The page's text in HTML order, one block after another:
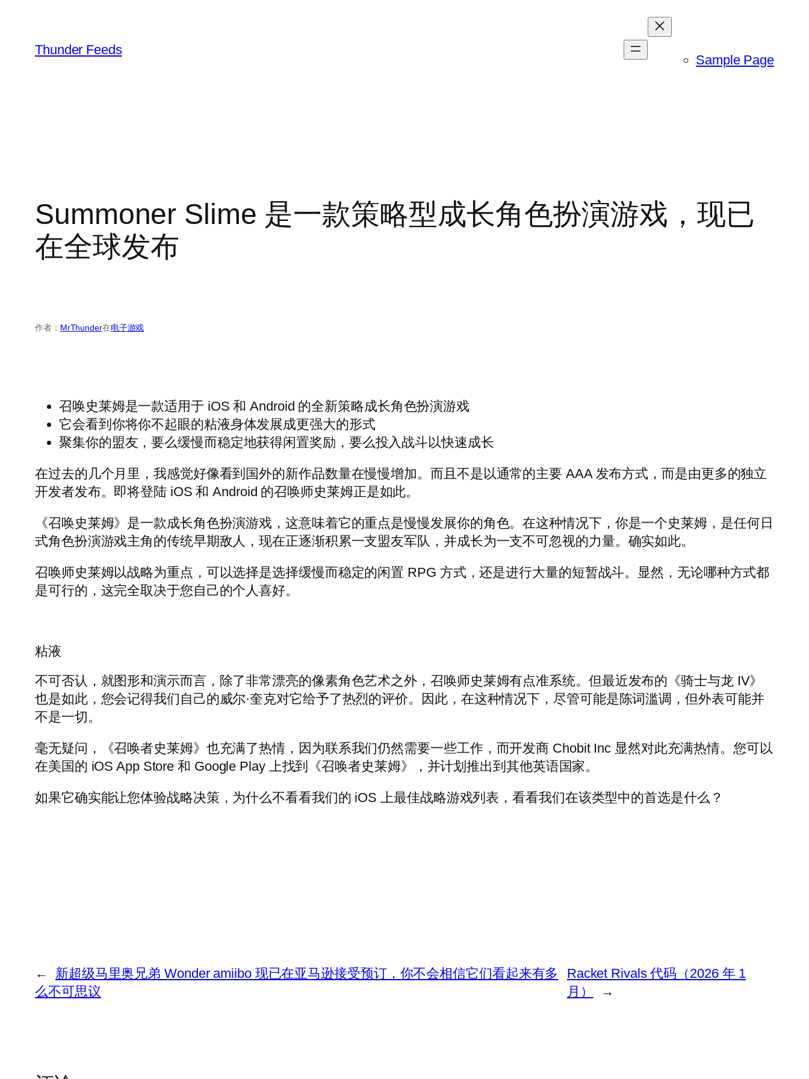
Thunder Feeds
Sample Page
Summoner Slime 是一款策略型成长角色扮演游戏，现已
在全球发布
作者： MrThunder在电子游戏
召唤史莱姆是一款适用于 iOS 和 Android 的全新策略成长角色扮演游戏
它会看到你将你不起眼的粘液身体发展成更强大的形式
聚集你的盟友，要么缓慢而稳定地获得闲置奖励，要么投入战斗以快速成长
在过去的几个月里，我感觉好像看到国外的新作品数量在慢慢增加。而且不是以通常的主要 AAA 发布方式，而是由更多的独立
开发者发布。即将登陆 iOS 和 Android 的召唤师史莱姆正是如此。
《召唤史莱姆》是一款成长角色扮演游戏，这意味着它的重点是慢慢发展你的角色。在这种情况下，你是一个史莱姆，是任何日
式角色扮演游戏主角的传统早期敌人，现在正逐渐积累一支盟友军队，并成长为一支不可忽视的力量。确实如此。
召唤师史莱姆以战略为重点，可以选择是选择缓慢而稳定的闲置 RPG 方式，还是进行大量的短暂战斗。显然，无论哪种方式都
是可行的，这完全取决于您自己的个人喜好。
粘液
不可否认，就图形和演示而言，除了非常漂亮的像素角色艺术之外，召唤师史莱姆有点准系统。但最近发布的《骑士与龙 IV》
也是如此，您会记得我们自己的威尔·奎克对它给予了热烈的评价。因此，在这种情况下，尽管可能是陈词滥调，但外表可能并
不是一切。
毫无疑问，《召唤者史莱姆》也充满了热情，因为联系我们仍然需要一些工作，而开发商 Chobit Inc 显然对此充满热情。您可以
在美国的 iOS App Store 和 Google Play 上找到《召唤者史莱姆》，并计划推出到其他英语国家。
如果它确实能让您体验战略决策，为什么不看看我们的 iOS 上最佳战略游戏列表，看看我们在该类型中的首选是什么？
←
新超级马里奥兄弟 Wonder amiibo 现已在亚马逊接受预订，你不会相信它们看起来有多
么不可思议
Racket Rivals 代码（2026 年 1
月）
→